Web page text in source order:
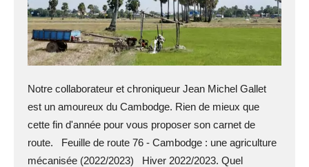
Notre collaborateur et chroniqueur Jean Michel Gallet
est un amoureux du Cambodge. Rien de mieux que
cette fin d'année pour vous proposer son carnet de
route. Feuille de route 76 - Cambodge : une agriculture
mécanisée (2022/2023) Hiver 2022/2023. Quel